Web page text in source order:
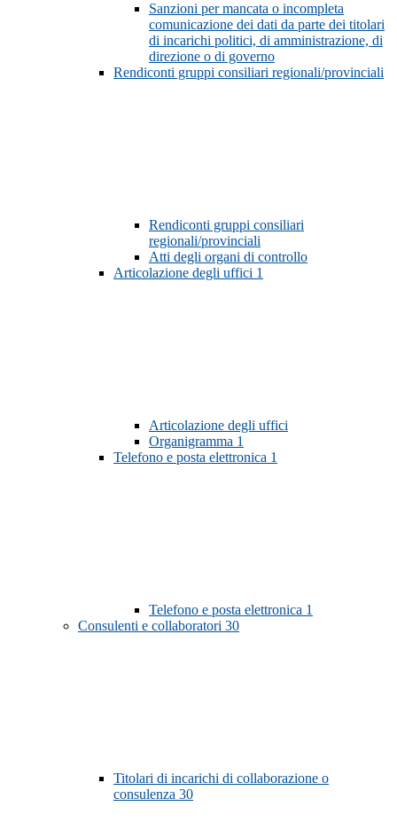
Sanzioni per mancata o incompleta
comunicazione dei dati da parte dei titolari
di incarichi politici, di amministrazione, di
direzione o di governo
Rendiconti gruppi consiliari regionali/provinciali
Rendiconti gruppi consiliari
regionali/provinciali
Atti degli organi di controllo
Articolazione degli uffici 1
Articolazione degli uffici
Organigramma 1
Telefono e posta elettronica 1
Telefono e posta elettronica 1
Consulenti e collaboratori 30
Titolari di incarichi di collaborazione o
consulenza 30